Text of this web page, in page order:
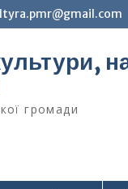
громади